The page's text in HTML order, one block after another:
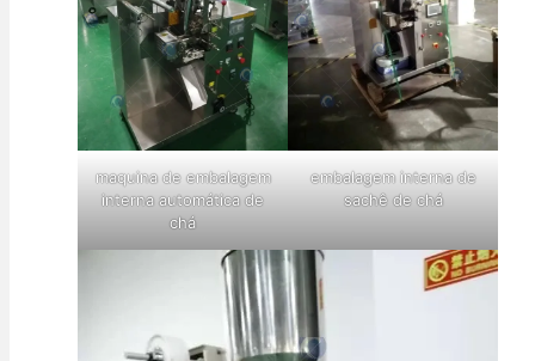
maquina de embalagem
interna automática de
chá
embalagem interna de
sachê de chá